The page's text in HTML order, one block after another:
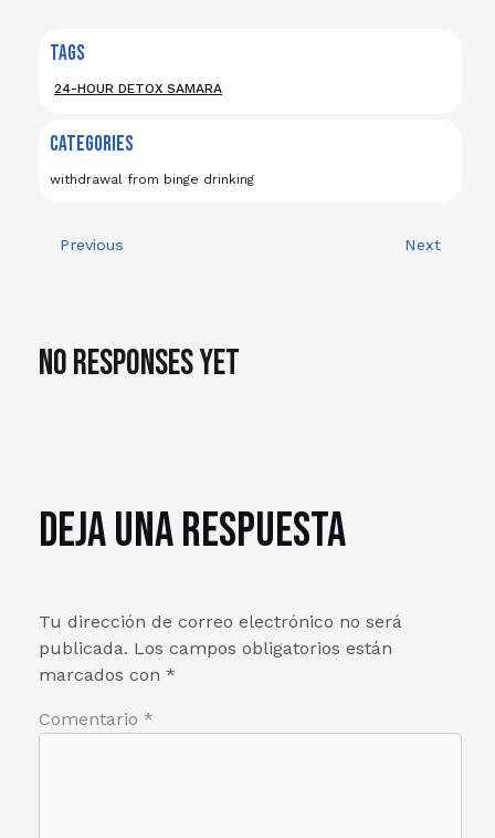
TAGS
24-HOUR DETOX SAMARA
CATEGORIES
withdrawal from binge drinking
Previous Next
No responses yet
Deja una respuesta
Tu dirección de correo electrónico no será
publicada. Los campos obligatorios están
marcados con *
Comentario *